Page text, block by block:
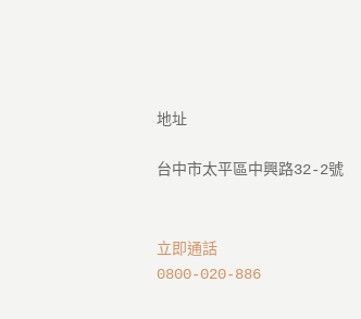
地址
立即通話
0800-020-886